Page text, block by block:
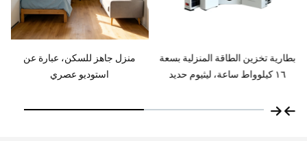
منزل جاهز للسكن، عبارة عن
استوديو عصري
منزل جاهز أخضر وذكي من
الحاويات